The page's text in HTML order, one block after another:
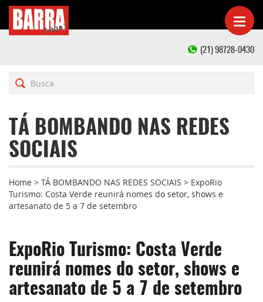
(21) 98728-0430
TÁ BOMBANDO NAS REDES
SOCIAIS
Home > TÁ BOMBANDO NAS REDES SOCIAIS > ExpoRio
Turismo: Costa Verde reunirá nomes do setor, shows e
artesanato de 5 a 7 de setembro
ExpoRio Turismo: Costa Verde
reunirá nomes do setor, shows e
artesanato de 5 a 7 de setembro